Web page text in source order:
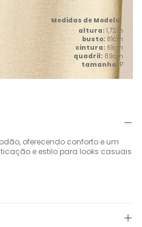
altura: 1,72m
busto: 81cm
cintura: 61cm
quadril: 89cm
tamanho: P
oferecendo conforto e um
e estilo para looks casuais